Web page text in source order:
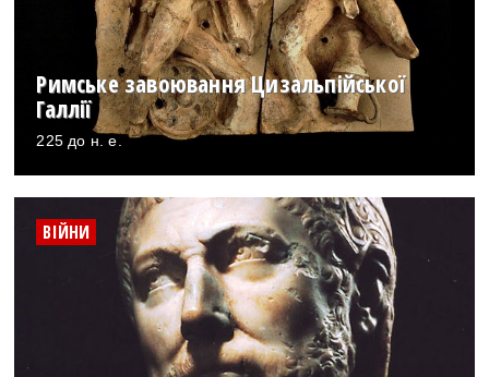
Римське завоювання Цизальпійської
Галлії
225 до н. е.
ВІЙНИ